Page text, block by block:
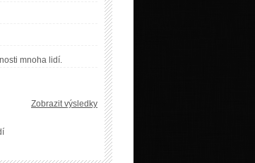
mnoha lidí.
Zobrazit výsledky